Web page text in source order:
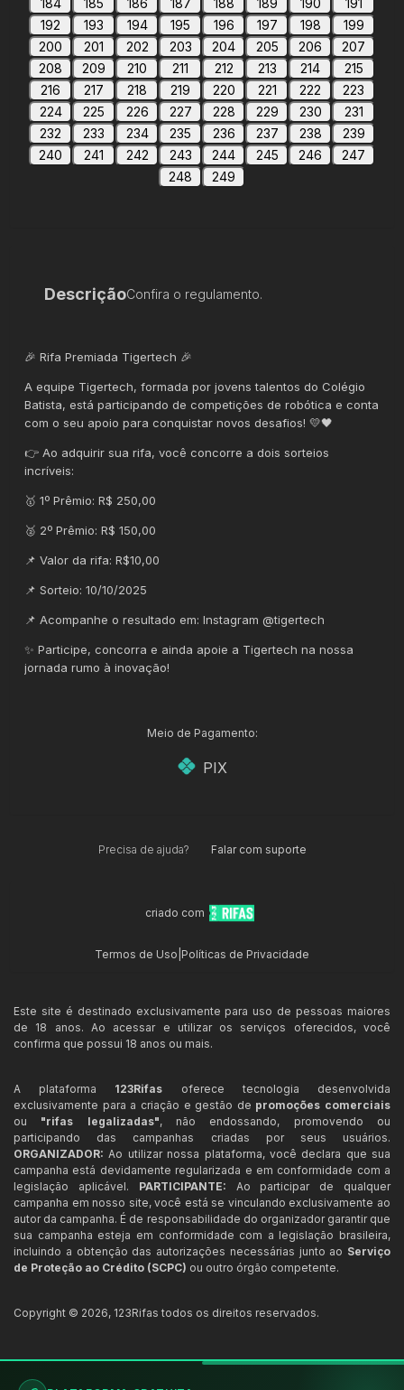
184
185 186 187 188 189 190
191
192
193 194 195 196 197 198
199
200
201 202 203 204 205 206
207
208
209 210 211 212 213 214
215
216
217 218 219 220 221 222
223
224
225 226 227 228 229 230
231
232
233 234 235 236 237 238
239
240
241 242 243 244 245 246
247
248
249
DescriçãoConfira o regulamento.
🎉 Rifa Premiada Tigertech 🎉
A equipe Tigertech, formada por jovens talentos do Colégio
Batista, está participando de competições de robótica e conta
com o seu apoio para conquistar novos desafios! 💛🖤
👉 Ao adquirir sua rifa, você concorre a dois sorteios
incríveis:
🥇 1º Prêmio: R$ 250,00
🥈 2º Prêmio: R$ 150,00
📌 Valor da rifa: R$10,00
📌 Sorteio: 10/10/2025
📌 Acompanhe o resultado em: Instagram @tigertech
✨ Participe, concorra e ainda apoie a Tigertech na nossa
jornada rumo à inovação!
Meio de Pagamento:
PIX
Precisa de ajuda? Falar com suporte
criado com
Termos de Uso Políticas de Privacidade
Este site é destinado exclusivamente para uso de pessoas maiores
de 18 anos. Ao acessar e utilizar os serviços oferecidos, você
confirma que possui 18 anos ou mais.
A plataforma 123Rifas oferece tecnologia desenvolvida
exclusivamente para a criação e gestão de promoções comerciais
ou "rifas legalizadas", não endossando, promovendo ou
participando das campanhas criadas por seus usuários.
ORGANIZADOR: Ao utilizar nossa plataforma, você declara que sua
campanha está devidamente regularizada e em conformidade com a
legislação aplicável. PARTICIPANTE: Ao participar de qualquer
campanha em nosso site, você está se vinculando exclusivamente ao
autor da campanha. É de responsabilidade do organizador garantir que
sua campanha esteja em conformidade com a legislação brasileira,
incluindo a obtenção das autorizações necessárias junto ao Serviço
de Proteção ao Crédito (SCPC) ou outro órgão competente.
Copyright © 2026, 123Rifas todos os direitos reservados.